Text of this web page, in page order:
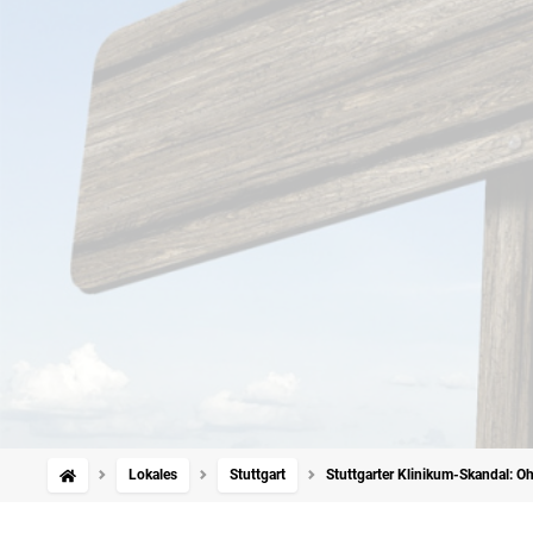
Lokales Stuttgart Stuttgarter Klinikum-Skandal: